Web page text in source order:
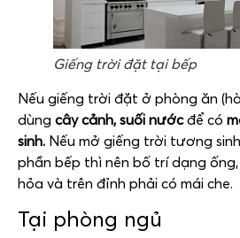
Giếng trời đặt tại bếp
Nếu giếng trời đặt ở phòng ăn
dùng cây cảnh, suối nướcđể có
sinh. Nếu mở giếng trời tương
phần bếp thì nên bố trí dạng
hỏa và trên đỉnh phải có mái che.
Tại phòng ngủ